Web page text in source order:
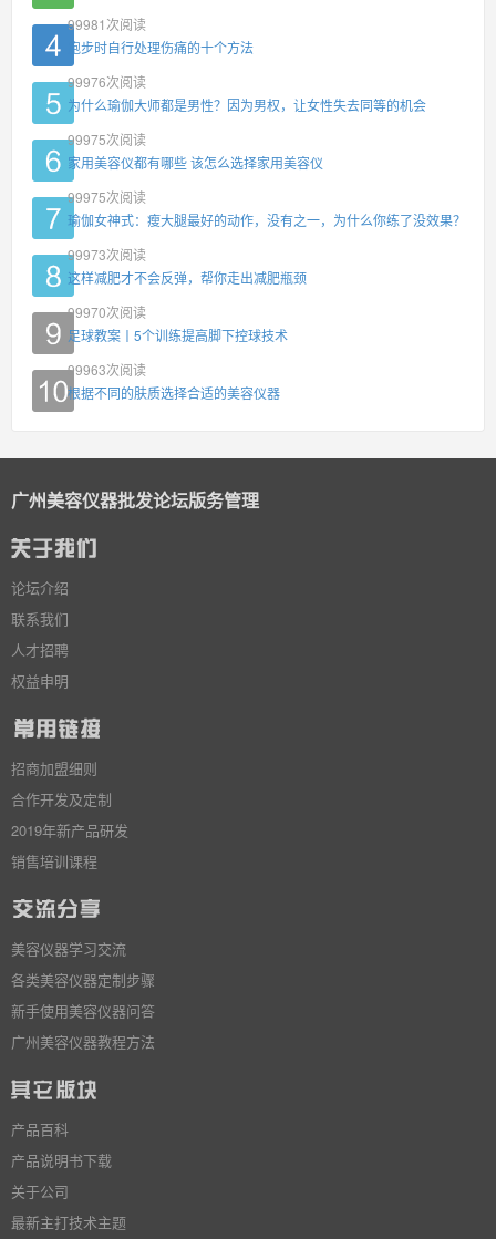
99981 次阅读
跑步时自行处理伤痛的十个方法
99976次阅读
为什么瑜伽大师都是男性？因为男权，让女性失去同等的机会
99975次阅读
家用美容仪都有哪些 该怎么选择家用美容仪
99975次阅读
瑜伽女神式：瘦大腿最好的动作，没有之一，为什么你练了没效果？
99973次阅读
这样减肥才不会反弹，帮你走出减肥瓶颈
99970次阅读
足球教案丨5个训练提高脚下控球技术
99963次阅读
根据不同的肤质选择合适的美容仪器
广州美容仪器批发论坛版务管理
论坛介绍
联系我们
人才招聘
权益申明
招商加盟细则
合作开发及定制
2019年新产品研发
销售培训课程
美容仪器学习交流
各类美容仪器定制步骤
新手使用美容仪器问答
广州美容仪器教程方法
产品百科
产品说明书下载
关于公司
最新主打技术主题